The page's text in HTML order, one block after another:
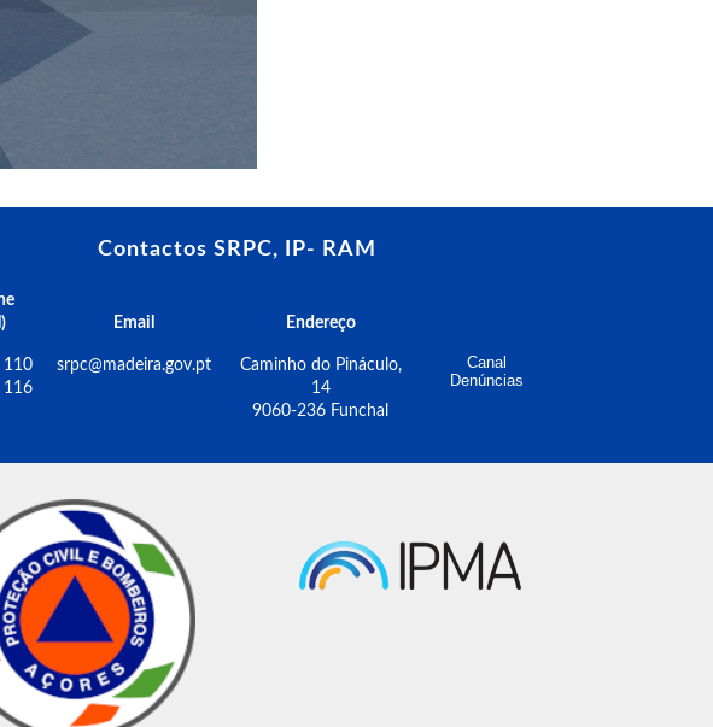
Contactos SRPC, IP- RAM
Email Endereço
110
116
srpc@madeira.gov.pt
Caminho do Pináculo,
14
9060-236 Funchal
Canal
Denúncias